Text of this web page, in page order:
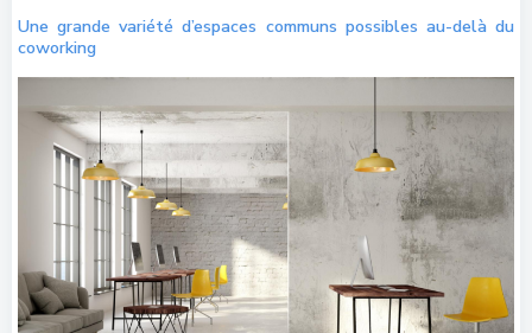
Une grande variété d’espaces communs possibles au-delà du
coworking